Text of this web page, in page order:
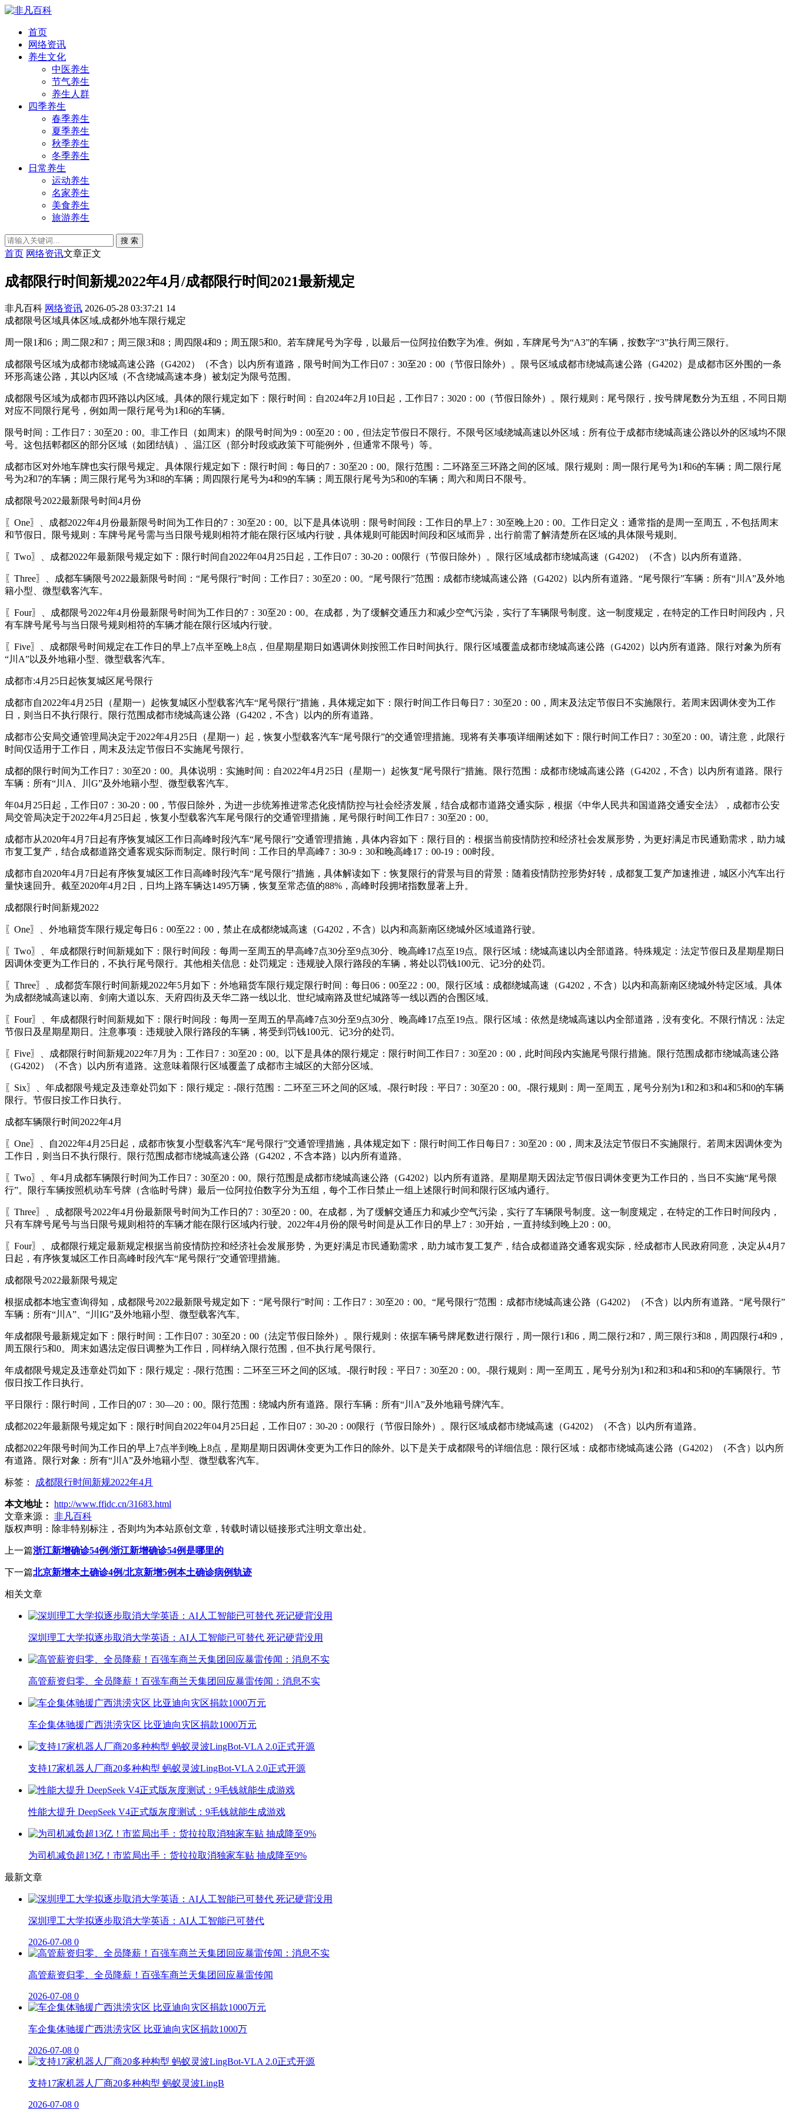
首页
网络资讯
养生文化
中医养生
节气养生
养生人群
四季养生
春季养生
夏季养生
秋季养生
冬季养生
日常养生
运动养生
名家养生
美食养生
旅游养生
搜 索
首页 网络资讯文章正文
成都限行时间新规2022年4月/成都限行时间2021最新规定
非凡百科 网络资讯 2026-05-28 03:37:21 14
成都限号区域具体区域,成都外地车限行规定
周一限1和6；周二限2和7；周三限3和8；周四限4和9；周五限5和0。若车牌尾号为字母，以最后一位阿拉伯数字为准。例如，车牌尾号为“A3”的车辆，按数字“3”执行周三限行。
成都限号区域为成都市绕城高速公路（G4202）（不含）以内所有道路，限号时间为工作日07：30至20：00（节假日除外）。限号区域成都市绕城高速公路（G4202）是成都市区外围的一条
环形高速公路，其以内区域（不含绕城高速本身）被划定为限号范围。
成都限号区域为成都市四环路以内区域。具体的限行规定如下：限行时间：自2024年2月10日起，工作日7：3020：00（节假日除外）。限行规则：尾号限行，按号牌尾数分为五组，不同日期
对应不同限行尾号，例如周一限行尾号为1和6的车辆。
限号时间：工作日7：30至20：00。非工作日（如周末）的限号时间为9：00至20：00，但法定节假日不限行。不限号区域绕城高速以外区域：所有位于成都市绕城高速公路以外的区域均不限
号。这包括郫都区的部分区域（如团结镇）、温江区（部分时段或政策下可能例外，但通常不限号）等。
成都市区对外地车牌也实行限号规定。具体限行规定如下：限行时间：每日的7：30至20：00。限行范围：二环路至三环路之间的区域。限行规则：周一限行尾号为1和6的车辆；周二限行尾
号为2和7的车辆；周三限行尾号为3和8的车辆；周四限行尾号为4和9的车辆；周五限行尾号为5和0的车辆；周六和周日不限号。
成都限号2022最新限号时间4月份
〖One〗、成都2022年4月份最新限号时间为工作日的7：30至20：00。以下是具体说明：限号时间段：工作日的早上7：30至晚上20：00。工作日定义：通常指的是周一至周五，不包括周末
和节假日。限号规则：车牌号尾号需与当日限号规则相符才能在限行区域内行驶，具体规则可能因时间段和区域而异，出行前需了解清楚所在区域的具体限号规则。
〖Two〗、成都2022年最新限号规定如下：限行时间自2022年04月25日起，工作日07：30-20：00限行（节假日除外）。限行区域成都市绕城高速（G4202）（不含）以内所有道路。
〖Three〗、成都车辆限号2022最新限号时间：“尾号限行”时间：工作日7：30至20：00。“尾号限行”范围：成都市绕城高速公路（G4202）以内所有道路。“尾号限行”车辆：所有“川A”及外地
籍小型、微型载客汽车。
〖Four〗、成都限号2022年4月份最新限号时间为工作日的7：30至20：00。在成都，为了缓解交通压力和减少空气污染，实行了车辆限号制度。这一制度规定，在特定的工作日时间段内，只
有车牌号尾号与当日限号规则相符的车辆才能在限行区域内行驶。
〖Five〗、成都限号时间规定在工作日的早上7点半至晚上8点，但星期星期日如遇调休则按照工作日时间执行。限行区域覆盖成都市绕城高速公路（G4202）以内所有道路。限行对象为所有
“川A”以及外地籍小型、微型载客汽车。
成都市:4月25日起恢复城区尾号限行
成都市自2022年4月25日（星期一）起恢复城区小型载客汽车“尾号限行”措施，具体规定如下：限行时间工作日每日7：30至20：00，周末及法定节假日不实施限行。若周末因调休变为工作
日，则当日不执行限行。限行范围成都市绕城高速公路（G4202，不含）以内的所有道路。
成都市公安局交通管理局决定于2022年4月25日（星期一）起，恢复小型载客汽车“尾号限行”的交通管理措施。现将有关事项详细阐述如下：限行时间工作日7：30至20：00。请注意，此限行
时间仅适用于工作日，周末及法定节假日不实施尾号限行。
成都的限行时间为工作日7：30至20：00。具体说明：实施时间：自2022年4月25日（星期一）起恢复“尾号限行”措施。限行范围：成都市绕城高速公路（G4202，不含）以内所有道路。限行
车辆：所有“川A、川G”及外地籍小型、微型载客汽车。
年04月25日起，工作日07：30-20：00，节假日除外，为进一步统筹推进常态化疫情防控与社会经济发展，结合成都市道路交通实际，根据《中华人民共和国道路交通安全法》，成都市公安
局交管局决定于2022年4月25日起，恢复小型载客汽车尾号限行的交通管理措施，尾号限行时间工作日7：30至20：00。
成都市从2020年4月7日起有序恢复城区工作日高峰时段汽车“尾号限行”交通管理措施，具体内容如下：限行目的：根据当前疫情防控和经济社会发展形势，为更好满足市民通勤需求，助力城
市复工复产，结合成都道路交通客观实际而制定。限行时间：工作日的早高峰7：30-9：30和晚高峰17：00-19：00时段。
成都市自2020年4月7日起有序恢复城区工作日高峰时段汽车“尾号限行”措施，具体解读如下：恢复限行的背景与目的背景：随着疫情防控形势好转，成都复工复产加速推进，城区小汽车出行
量快速回升。截至2020年4月2日，日均上路车辆达1495万辆，恢复至常态值的88%，高峰时段拥堵指数显著上升。
成都限行时间新规2022
〖One〗、外地籍货车限行规定每日6：00至22：00，禁止在成都绕城高速（G4202，不含）以内和高新南区绕城外区域道路行驶。
〖Two〗、年成都限行时间新规如下：限行时间段：每周一至周五的早高峰7点30分至9点30分、晚高峰17点至19点。限行区域：绕城高速以内全部道路。特殊规定：法定节假日及星期星期日
因调休变更为工作日的，不执行尾号限行。其他相关信息：处罚规定：违规驶入限行路段的车辆，将处以罚钱100元、记3分的处罚。
〖Three〗、成都货车限行时间新规2022年5月如下：外地籍货车限行规定限行时间：每日06：00至22：00。限行区域：成都绕城高速（G4202，不含）以内和高新南区绕城外特定区域。具体
为成都绕城高速以南、剑南大道以东、天府四街及天华二路一线以北、世纪城南路及世纪城路等一线以西的合围区域。
〖Four〗、年成都限行时间新规如下：限行时间段：每周一至周五的早高峰7点30分至9点30分、晚高峰17点至19点。限行区域：依然是绕城高速以内全部道路，没有变化。不限行情况：法定
节假日及星期星期日。注意事项：违规驶入限行路段的车辆，将受到罚钱100元、记3分的处罚。
〖Five〗、成都限行时间新规2022年7月为：工作日7：30至20：00。以下是具体的限行规定：限行时间工作日7：30至20：00，此时间段内实施尾号限行措施。限行范围成都市绕城高速公路
（G4202）（不含）以内所有道路。这意味着限行区域覆盖了成都市主城区的大部分区域。
〖Six〗、年成都限号规定及违章处罚如下：限行规定：-限行范围：二环至三环之间的区域。-限行时段：平日7：30至20：00。-限行规则：周一至周五，尾号分别为1和2和3和4和5和0的车辆
限行。节假日按工作日执行。
成都车辆限行时间2022年4月
〖One〗、自2022年4月25日起，成都市恢复小型载客汽车“尾号限行”交通管理措施，具体规定如下：限行时间工作日每日7：30至20：00，周末及法定节假日不实施限行。若周末因调休变为
工作日，则当日不执行限行。限行范围成都市绕城高速公路（G4202，不含本路）以内所有道路。
〖Two〗、年4月成都车辆限行时间为工作日7：30至20：00。限行范围是成都市绕城高速公路（G4202）以内所有道路。星期星期天因法定节假日调休变更为工作日的，当日不实施“尾号限
行”。限行车辆按照机动车号牌（含临时号牌）最后一位阿拉伯数字分为五组，每个工作日禁止一组上述限行时间和限行区域内通行。
〖Three〗、成都限号2022年4月份最新限号时间为工作日的7：30至20：00。在成都，为了缓解交通压力和减少空气污染，实行了车辆限号制度。这一制度规定，在特定的工作日时间段内，
只有车牌号尾号与当日限号规则相符的车辆才能在限行区域内行驶。2022年4月份的限号时间是从工作日的早上7：30开始，一直持续到晚上20：00。
〖Four〗、成都限行规定最新规定根据当前疫情防控和经济社会发展形势，为更好满足市民通勤需求，助力城市复工复产，结合成都道路交通客观实际，经成都市人民政府同意，决定从4月7
日起，有序恢复城区工作日高峰时段汽车“尾号限行”交通管理措施。
成都限号2022最新限号规定
根据成都本地宝查询得知，成都限号2022最新限号规定如下：“尾号限行”时间：工作日7：30至20：00。“尾号限行”范围：成都市绕城高速公路（G4202）（不含）以内所有道路。“尾号限行”
车辆：所有“川A”、“川IG”及外地籍小型、微型载客汽车。
年成都限号最新规定如下：限行时间：工作日07：30至20：00（法定节假日除外）。限行规则：依据车辆号牌尾数进行限行，周一限行1和6，周二限行2和7，周三限行3和8，周四限行4和9，
周五限行5和0。周末如遇法定假日调整为工作日，同样纳入限行范围，但不执行尾号限行。
年成都限号规定及违章处罚如下：限行规定：-限行范围：二环至三环之间的区域。-限行时段：平日7：30至20：00。-限行规则：周一至周五，尾号分别为1和2和3和4和5和0的车辆限行。节
假日按工作日执行。
平日限行：限行时间，工作日的07：30—20：00。限行范围：绕城内所有道路。限行车辆：所有“川A”及外地籍号牌汽车。
成都2022年最新限号规定如下：限行时间自2022年04月25日起，工作日07：30-20：00限行（节假日除外）。限行区域成都市绕城高速（G4202）（不含）以内所有道路。
成都2022年限号时间为工作日的早上7点半到晚上8点，星期星期日因调休变更为工作日的除外。以下是关于成都限号的详细信息：限行区域：成都市绕城高速公路（G4202）（不含）以内所
有道路。限行对象：所有“川A”及外地籍小型、微型载客汽车。
标签： 成都限行时间新规2022年4月
本文地址： http://www.ffidc.cn/31683.html
文章来源：
非凡百科
版权声明： 除非特别标注，否则均为本站原创文章，转载时请以链接形式注明文章出处。
上一篇浙江新增确诊54例/浙江新增确诊54例是哪里的
下一篇北京新增本土确诊4例/北京新增5例本土确诊病例轨迹
相关文章
深圳理工大学拟逐步取消大学英语：AI人工智能已可替代 死记硬背没用
高管薪资归零、全员降薪！百强车商兰天集团回应暴雷传闻：消息不实
车企集体驰援广西洪涝灾区 比亚迪向灾区捐款1000万元
支持17家机器人厂商20多种构型 蚂蚁灵波LingBot-VLA 2.0正式开源
性能大提升 DeepSeek V4正式版灰度测试：9毛钱就能生成游戏
为司机减负超13亿！市监局出手：货拉拉取消独家车贴 抽成降至9%
最新文章
深圳理工大学拟逐步取消大学英语：AI人工智能已可替代
2026-07-08 0
高管薪资归零、全员降薪！百强车商兰天集团回应暴雷传闻
2026-07-08 0
车企集体驰援广西洪涝灾区 比亚迪向灾区捐款1000万
2026-07-08 0
支持17家机器人厂商20多种构型 蚂蚁灵波LingB
2026-07-08 0